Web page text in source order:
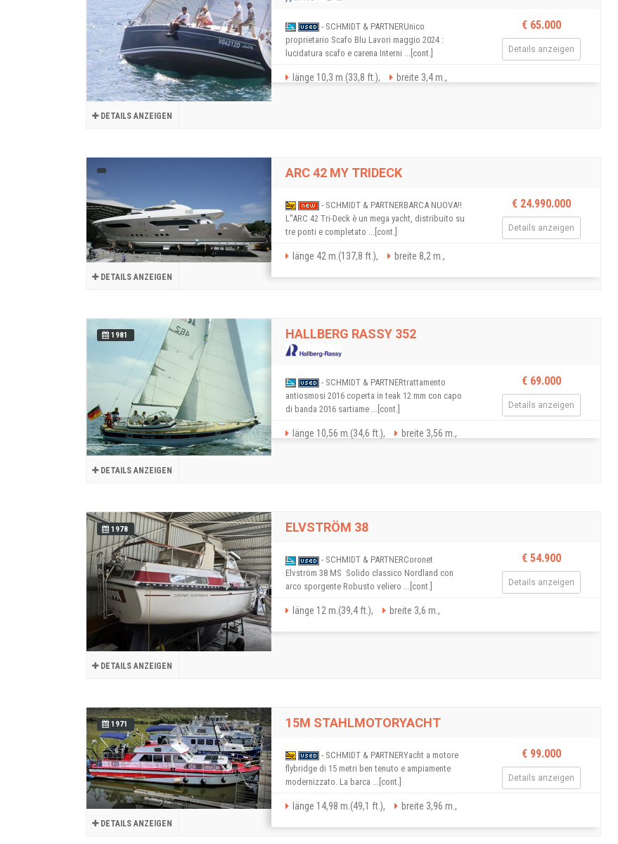
DETAILS ANZEIGEN
- SCHMIDT & PARTNERUnico
proprietario Scafo Blu Lavori maggio 2024 :
lucidatura scafo e carena Interni ...[cont.]
€ 65.000
Details anzeigen
länge 10,3 m.(33,8 ft.), breite 3,4 m.,
DETAILS ANZEIGEN
ARC 42 MY TRIDECK
- SCHMIDT & PARTNERBARCA NUOVA!!
L''ARC 42 Tri-Deck è un mega yacht, distribuito su
tre ponti e completato ...[cont.]
€ 24.990.000
Details anzeigen
länge 42 m.(137,8 ft.), breite 8,2 m.,
1981
DETAILS ANZEIGEN
HALLBERG RASSY 352
- SCHMIDT & PARTNERtrattamento
antiosmosi 2016 coperta in teak 12 mm con capo
di banda 2016 sartiame ...[cont.]
€ 69.000
Details anzeigen
länge 10,56 m.(34,6 ft.), breite 3,56 m.,
1978
DETAILS ANZEIGEN
ELVSTRÖM 38
- SCHMIDT & PARTNERCoronet
Elvström 38 MS  Solido classico Nordland con
arco sporgente Robusto veliero ...[cont.]
€ 54.900
Details anzeigen
länge 12 m.(39,4 ft.), breite 3,6 m.,
1971
DETAILS ANZEIGEN
15M STAHLMOTORYACHT
- SCHMIDT & PARTNERYacht a motore
flybridge di 15 metri ben tenuto e ampiamente
modernizzato. La barca ...[cont.]
€ 99.000
Details anzeigen
länge 14,98 m.(49,1 ft.), breite 3,96 m.,